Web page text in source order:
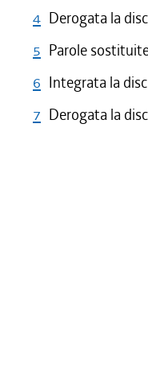
4 Derogata la
5 Parole
6 Integrata la
7 Derogata la